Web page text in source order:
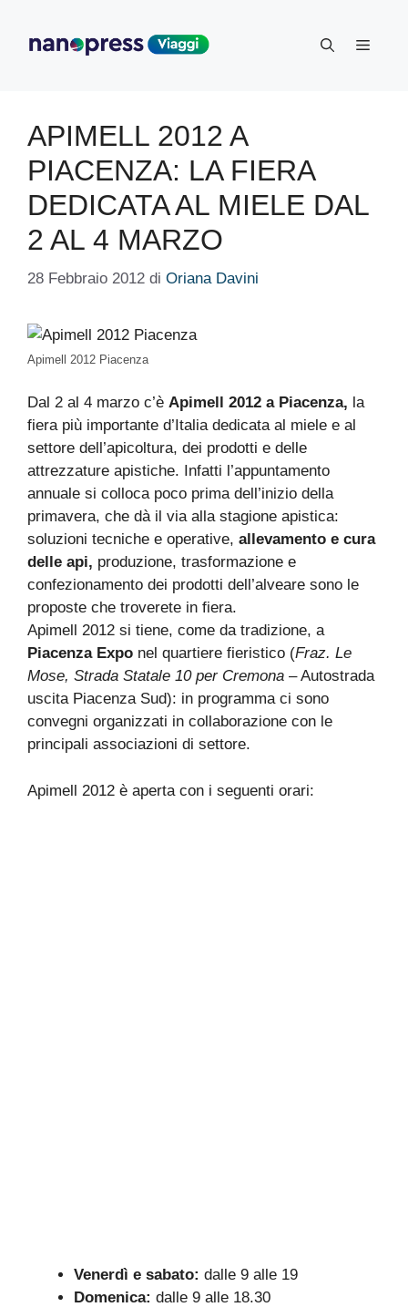
contenuto
Menu
APIMELL 2012 A
PIACENZA: LA FIERA
DEDICATA AL MIELE DAL
2 AL 4 MARZO
28 Febbraio 2012 di Oriana Davini
Apimell 2012 Piacenza
Dal 2 al 4 marzo c’è Apimell 2012 a Piacenza, la
fiera più importante d’Italia dedicata al miele e al
settore dell’apicoltura, dei prodotti e delle
attrezzature apistiche. Infatti l’appuntamento
annuale si colloca poco prima dell’inizio della
primavera, che dà il via alla stagione apistica:
soluzioni tecniche e operative, allevamento e cura
delle api, produzione, trasformazione e
confezionamento dei prodotti dell’alveare sono le
proposte che troverete in fiera.
Apimell 2012 si tiene, come da tradizione, a
Piacenza Expo nel quartiere fieristico (Fraz. Le
Mose, Strada Statale 10 per Cremona – Autostrada
uscita Piacenza Sud): in programma ci sono
convegni organizzati in collaborazione con le
principali associazioni di settore.
Apimell 2012 è aperta con i seguenti orari:
Venerdì e sabato: dalle 9 alle 19
Domenica: dalle 9 alle 18.30